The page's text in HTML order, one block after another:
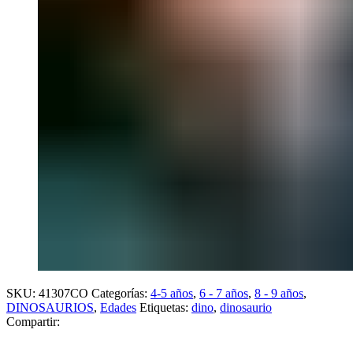
SKU: 41307CO Categorías: 4-5 años, 6 - 7 años, 8 - 9 años,
DINOSAURIOS, Edades Etiquetas: dino, dinosaurio
Compartir: